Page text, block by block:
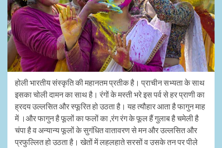
होली भारतीय संस्कृति की महानतम प्रतीक है। प्राचीन सभ्यता के साथ
इसका चोली दामन का साथ है। रंगों के मस्ती भरे इस पर्व से हर प्राणी का
ह्रदय उल्लसित और स्फूरित हो उठता है। यह त्यौहार आता है फागुन माह
में ।और फागुन है फूलों का फलों का ,रंग रंग के फूल हैं गुलाब है चमेली है
चंपा है व अन्यान्य फूलों के सुगंधित वातावरण से मन और उल्लसित और
प्रफुल्लित हो उठता है। खेतों में लहलहाते सरसों व उसके तन पर पीले